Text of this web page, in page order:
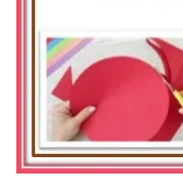
2